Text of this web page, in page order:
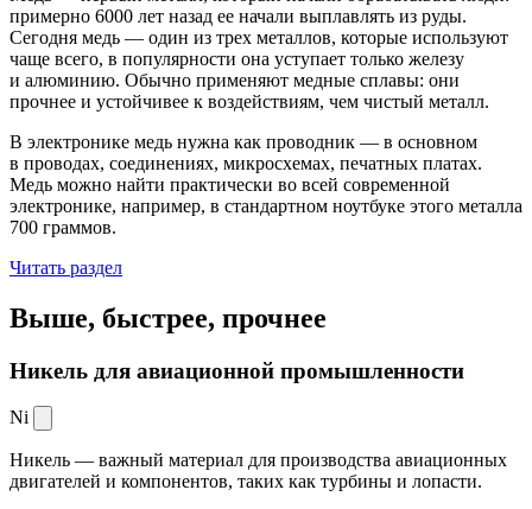
примерно 6000 лет назад ее начали выплавлять из руды.
Сегодня медь — один из трех металлов, которые используют
чаще всего, в популярности она уступает только железу
и алюминию. Обычно применяют медные сплавы: они
прочнее и устойчивее к воздействиям, чем чистый металл.
В электронике медь нужна как проводник — в основном
в проводах, соединениях, микросхемах, печатных платах.
Медь можно найти практически во всей современной
электронике, например, в стандартном ноутбуке этого металла
700 граммов.
Читать раздел
Выше, быстрее, прочнее
Никель для авиационной промышленности
Ni
Никель — важный материал для производства авиационных
двигателей и компонентов, таких как турбины и лопасти.